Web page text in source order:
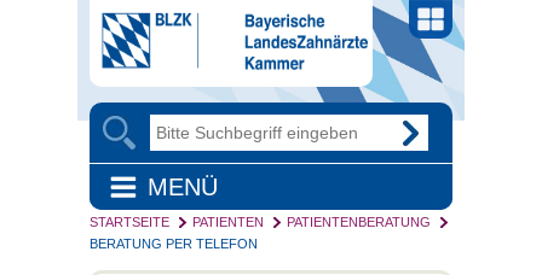
MENÜ
STARTSEITE PATIENTEN
PATIENTENBERATUNG
BERATUNG PER TELEFON